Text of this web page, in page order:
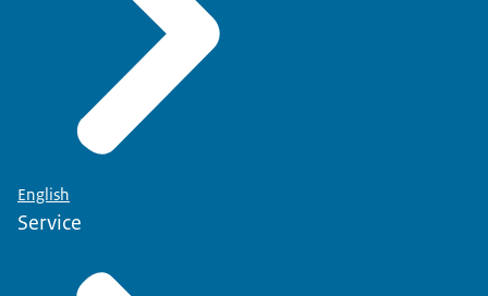
English
Service